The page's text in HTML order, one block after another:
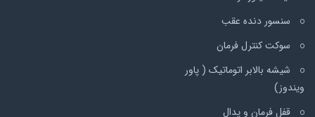
سنسور دنده عقب
سوکت کنترل فرمان
شیشه بالابر اتوماتیک ( پاور
ویندوز)
قفل فرمان و پدال